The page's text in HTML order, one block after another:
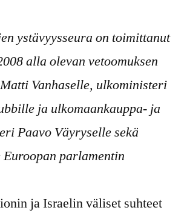
ystävyysseura on toimittanut
alla olevan vetoomuksen
Vanhaselle, ulkoministeri
ja ulkomaankauppa- ja
Paavo Väyryselle sekä
parlamentin
ja Israelin väliset suhteet